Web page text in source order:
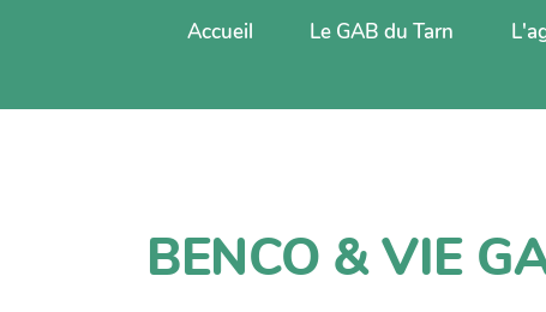
Accueil Le GAB du Tarn
BENCO & VIE